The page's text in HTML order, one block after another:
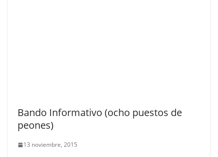
Bando Informativo (ocho puestos de
peones)
13 noviembre, 2015